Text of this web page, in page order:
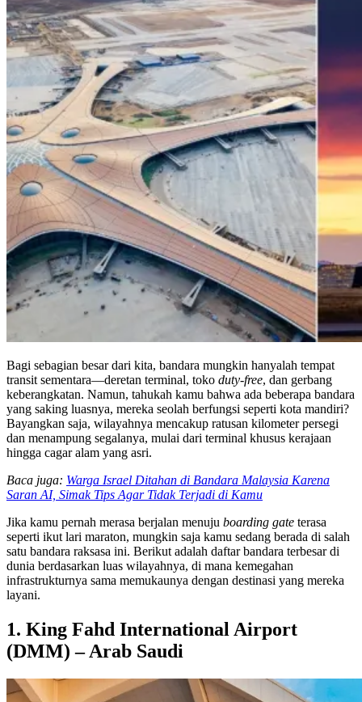
Bagi sebagian besar dari kita, bandara mungkin hanyalah tempat
transit sementara—deretan terminal, toko duty-free, dan gerbang
keberangkatan. Namun, tahukah kamu bahwa ada beberapa bandara
yang saking luasnya, mereka seolah berfungsi seperti kota mandiri?
Bayangkan saja, wilayahnya mencakup ratusan kilometer persegi
dan menampung segalanya, mulai dari terminal khusus kerajaan
hingga cagar alam yang asri.
Baca juga: Warga Israel Ditahan di Bandara Malaysia Karena
Saran AI, Simak Tips Agar Tidak Terjadi di Kamu
Jika kamu pernah merasa berjalan menuju boarding gate terasa
seperti ikut lari maraton, mungkin saja kamu sedang berada di salah
satu bandara raksasa ini. Berikut adalah daftar bandara terbesar di
dunia berdasarkan luas wilayahnya, di mana kemegahan
infrastrukturnya sama memukaunya dengan destinasi yang mereka
layani.
1. King Fahd International Airport
(DMM) – Arab Saudi